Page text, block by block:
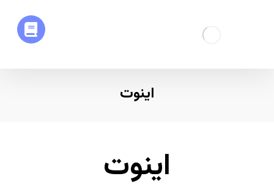
اینوت
اینوت